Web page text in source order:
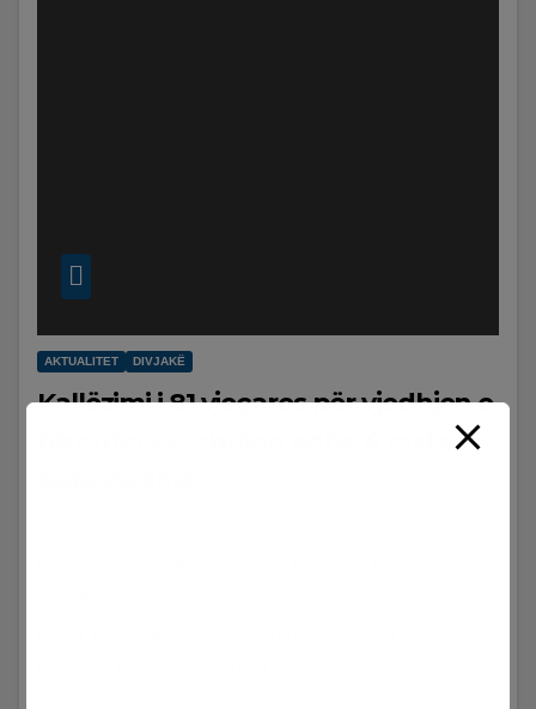
AKTUALITET DIVJAKË
Kallëzimi i 81 vjeçares për vjedhjen e
bizhuterive, zbulon edhe 4 raste të